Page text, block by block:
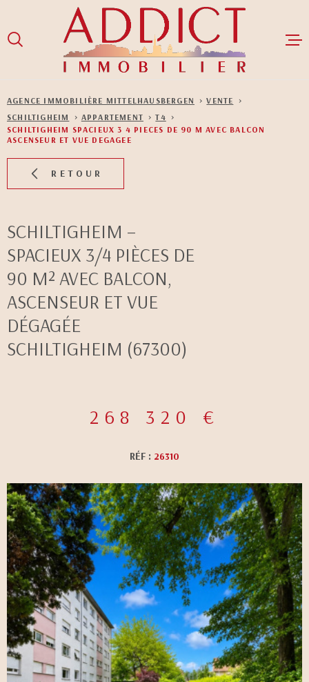
menu
contenu
VENTES
AGENCE IMMOBILIÈRE MITTELHAUSBERGEN
VENTE
SCHILTIGHEIM
APPARTEMENT
T4
SCHILTIGHEIM SPACIEUX 3 4 PIECES DE 90 M AVEC BALCON
ASCENSEUR ET VUE DEGAGEE
RETOUR
SCHILTIGHEIM –
SPACIEUX 3/4 PIÈCES DE
90 M² AVEC BALCON,
ASCENSEUR ET VUE
DÉGAGÉE
SCHILTIGHEIM (67300)
268 320 €
RÉF : 26310